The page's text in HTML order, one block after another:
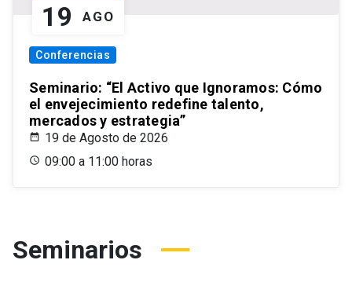
19 AGO
Conferencias
Seminario: “El Activo que Ignoramos: Cómo
el envejecimiento redefine talento,
mercados y estrategia”
19 de Agosto de 2026
09:00 a 11:00 horas
Seminarios